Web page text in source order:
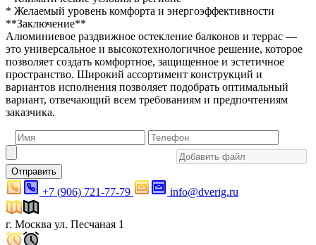
* Желаемый уровень комфорта и энергоэффективности
**Заключение**
Алюминиевое раздвижное остекление балконов и террас —
это универсальное и высокотехнологичное решение, которое
позволяет создать комфортное, защищенное и эстетичное
пространство. Широкий ассортимент конструкций и
вариантов исполнения позволяет подобрать оптимальный
вариант, отвечающий всем требованиям и предпочтениям
заказчика.
Отправить
+7 (906) 721-77-79 info@dverig.ru
г. Москва ул. Песчаная 1